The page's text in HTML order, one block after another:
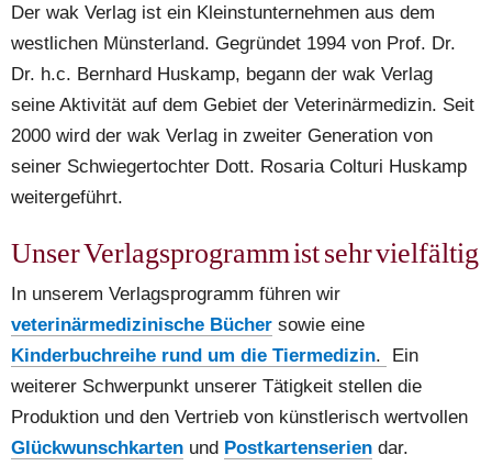
Der wak Verlag ist ein Kleinstunternehmen aus dem
westlichen Münsterland. Gegründet 1994 von Prof. Dr.
Dr. h.c. Bernhard Huskamp, begann der wak Verlag
seine Aktivität auf dem Gebiet der Veterinärmedizin. Seit
2000 wird der wak Verlag in zweiter Generation von
seiner Schwiegertochter Dott. Rosaria Colturi Huskamp
weitergeführt.
Unser Verlagsprogramm ist sehr vielfältig
veterinärmedizinische Bücher
Kinderbuchreihe rund um die Tiermedizin. Ein
weiterer Schwerpunkt unserer Tätigkeit stellen die
Glückwunschkarten und Postkartenserien dar.